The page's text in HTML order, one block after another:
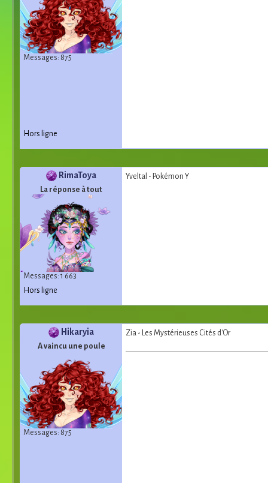
Messages: 875
Hors ligne
RimaToya
La réponse à tout
Messages: 1 663
Yveltal - Pokémon Y
Hors ligne
Hikaryia
A vaincu une poule
Messages: 875
Zia - Les Mystérieuses Cités d'Or